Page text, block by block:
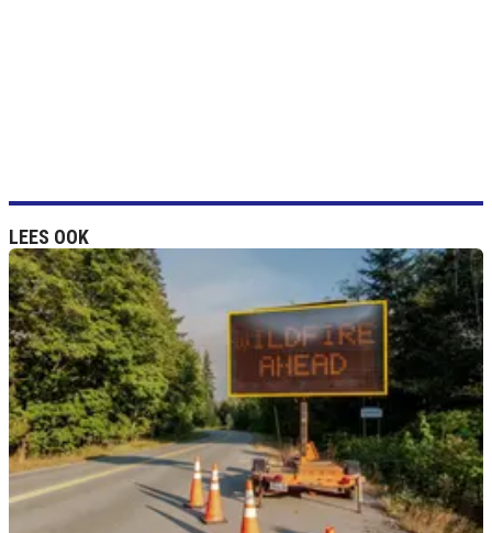
LEES OOK